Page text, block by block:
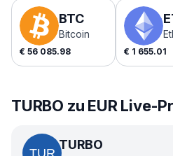
BTC
Bitcoin
€ 56 085.98 € 1 655.01
TURBO zu EUR Live-
TURBO